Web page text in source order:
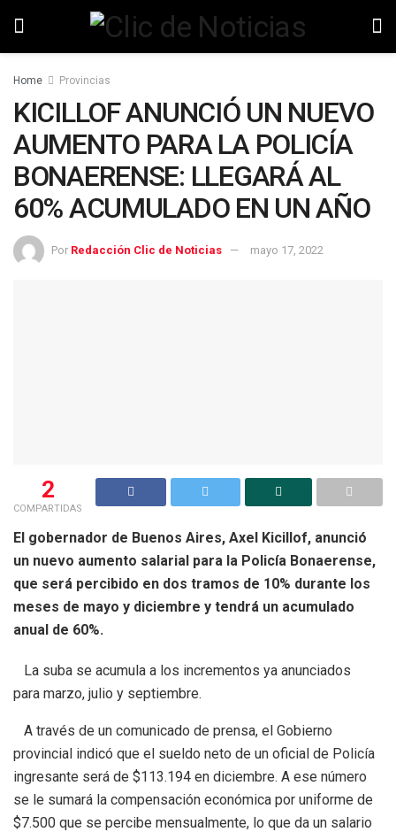
Home Provincias
KICILLOF ANUNCIÓ UN NUEVO
AUMENTO PARA LA POLICÍA
BONAERENSE: LLEGARÁ AL
60% ACUMULADO EN UN AÑO
Por Redacción Clic de Noticias mayo 17, 2022
2
COMPARTIDAS
El gobernador de Buenos Aires, Axel Kicillof, anunció
un nuevo aumento salarial para la Policía Bonaerense,
que será percibido en dos tramos de 10% durante los
meses de mayo y diciembre y tendrá un acumulado
anual de 60%.
La suba se acumula a los incrementos ya anunciados
para marzo, julio y septiembre.
A través de un comunicado de prensa, el Gobierno
provincial indicó que el sueldo neto de un oficial de Policía
ingresante será de $113.194 en diciembre. A ese número
se le sumará la compensación económica por uniforme de
$7.500 que se percibe mensualmente, lo que da un salario